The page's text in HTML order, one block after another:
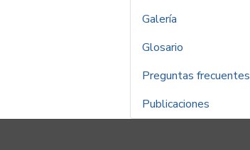
Galería
Glosario
Preguntas frecuentes
Publicaciones